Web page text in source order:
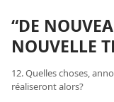
“DE
NOUVELLE
12. Quelles choses,
réaliseront alors?